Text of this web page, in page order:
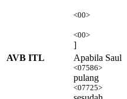
<00>
<00>
]
AVB ITL
Apabila Saul
<07586>
pulang
<07725>